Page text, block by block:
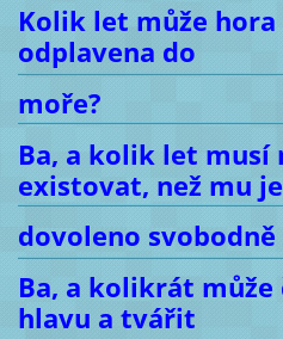
Kolik let může
odplavena do
moře?
Ba, a kolik let
existovat, než mu je
dovoleno svobodně
Ba, a kolikrát
hlavu a tvářit